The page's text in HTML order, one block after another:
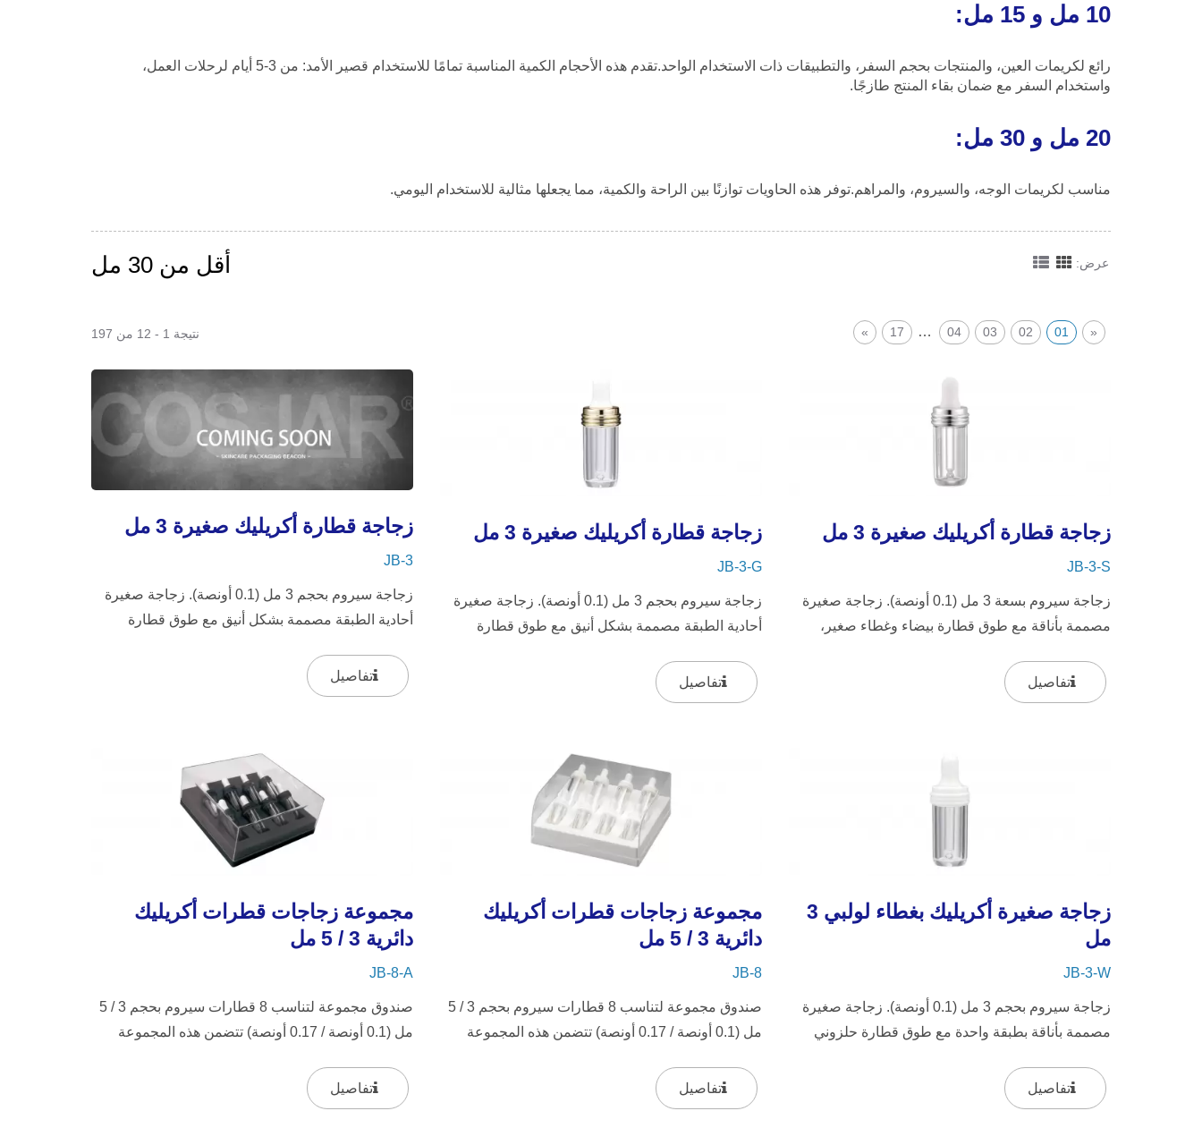
10 مل و 15 مل:
رائع لكريمات العين، والمنتجات بحجم السفر، والتطبيقات ذات الاستخدام الواحد.تقدم هذه الأحجام الكمية المناسبة تمامًا للاستخدام قصير الأمد: من 3-5 أيام لرحلات العمل،
واستخدام السفر مع ضمان بقاء المنتج طازجًا.
20 مل و 30 مل:
مناسب لكريمات الوجه، والسيروم، والمراهم.توفر هذه الحاويات توازنًا بين الراحة والكمية، مما يجعلها مثالية للاستخدام اليومي.
أقل من 30 مل عرض:
نتيجة 1 - 12 من 197 «
01
02
03
04
…
17
»
زجاجة قطارة أكريليك صغيرة 3 مل
JB-3-S
زجاجة سيروم بسعة 3 مل (0.1 أونصة). زجاجة صغيرة
مصممة بأناقة مع طوق قطارة بيضاء وغطاء صغير،
تفاصيل
زجاجة قطارة أكريليك صغيرة 3 مل
JB-3-G
زجاجة سيروم بحجم 3 مل (0.1 أونصة). زجاجة صغيرة
أحادية الطبقة مصممة بشكل أنيق مع طوق قطارة
تفاصيل
زجاجة قطارة أكريليك صغيرة 3 مل
JB-3
زجاجة سيروم بحجم 3 مل (0.1 أونصة). زجاجة صغيرة
أحادية الطبقة مصممة بشكل أنيق مع طوق قطارة
تفاصيل
زجاجة صغيرة أكريليك بغطاء لولبي 3
مل
JB-3-W
زجاجة سيروم بحجم 3 مل (0.1 أونصة). زجاجة صغيرة
مصممة بأناقة بطبقة واحدة مع طوق قطارة حلزوني
تفاصيل
مجموعة زجاجات قطرات أكريليك
دائرية 3 / 5 مل
JB-8
صندوق مجموعة لتناسب 8 قطارات سيروم بحجم 3 / 5
مل (0.1 أونصة / 0.17 أونصة) تتضمن هذه المجموعة
تفاصيل
مجموعة زجاجات قطرات أكريليك
دائرية 3 / 5 مل
JB-8-A
صندوق مجموعة لتناسب 8 قطارات سيروم بحجم 3 / 5
مل (0.1 أونصة / 0.17 أونصة) تتضمن هذه المجموعة
تفاصيل